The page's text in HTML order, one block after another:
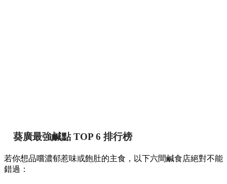
葵廣最強鹹點 TOP 6 排行榜
若你想品嚐濃郁惹味或飽肚的主食，以下六間鹹食店絕對不能
錯過：